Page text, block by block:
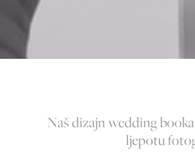
Naš dizajn wedding
ljepotu